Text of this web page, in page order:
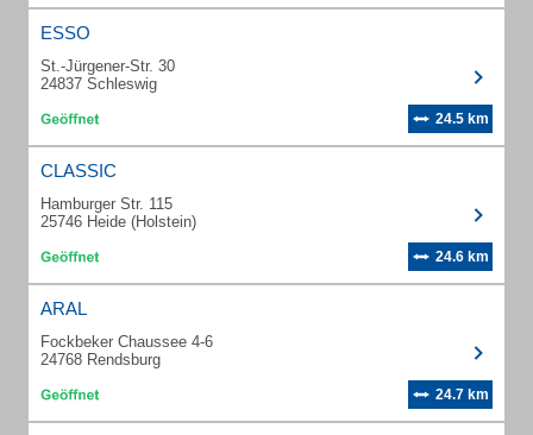
ESSO
St.-Jürgener-Str. 30
24837 Schleswig
24.5 km
CLASSIC
Hamburger Str. 115
25746 Heide (Holstein)
24.6 km
ARAL
Fockbeker Chaussee 4-6
24768 Rendsburg
24.7 km